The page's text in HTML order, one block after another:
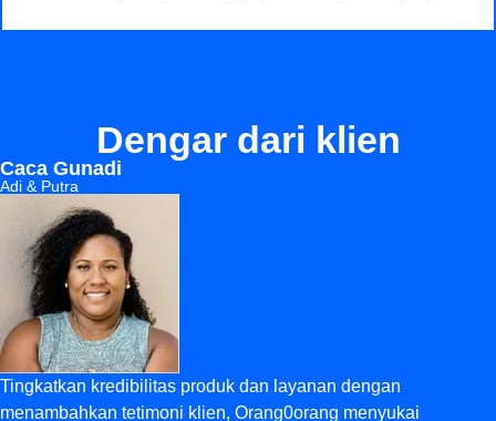
Dengar dari klien
Caca Gunadi
Adi & Putra
Tingkatkan kredibilitas produk dan layanan dengan
menambahkan tetimoni klien, Orang0orang menyukai